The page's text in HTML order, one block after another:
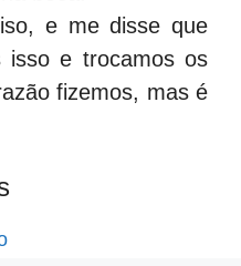
e me disse que
isso e trocamos os
fizemos, mas é